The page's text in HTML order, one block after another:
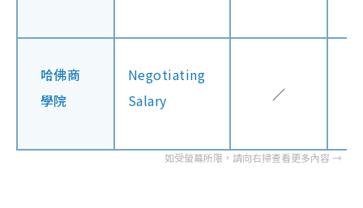
哈佛商
學院
Negotiating
Salary
／